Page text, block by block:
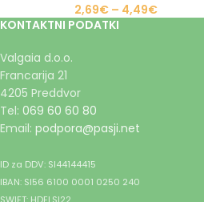
2,69€ – 4,49€
KONTAKTNI PODATKI
Valgaia d.o.o.
Francarija 21
4205 Preddvor
Tel: 069 60 60 80
Email: podpora@pasji.net
ID za DDV: SI44144415
IBAN: SI56 6100 0001 0250 240